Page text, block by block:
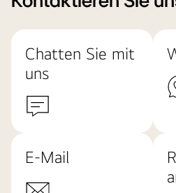
Chatten Sie mit
uns
E-Mail